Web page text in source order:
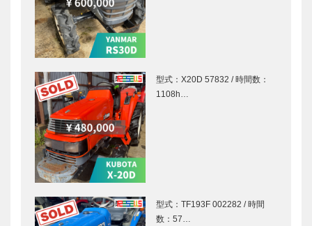
型式：X20D 57832 / 時間数：
1108h…
型式：TF193F 002282 / 時間
数：57…